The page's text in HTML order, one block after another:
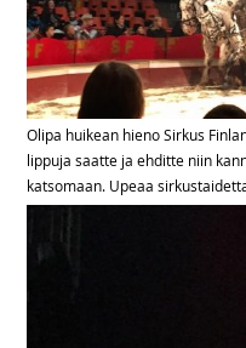
Olipa huikean hieno Sirkus
lippuja saatte ja ehditte niin
katsomaan. Upeaa